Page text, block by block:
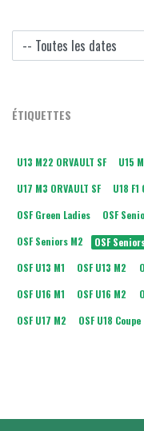
ÉTIQUETTES
U13 M22 ORVAULT SF U15
U17 M3 ORVAULT SF
U18 F1
OSF Green Ladies
OSF
OSF Seniors M2
OSF
OSF U13 M1
OSF U13 M2
OSF U16 M1
OSF U16 M2
OSF U17 M2
OSF U18 Coupe